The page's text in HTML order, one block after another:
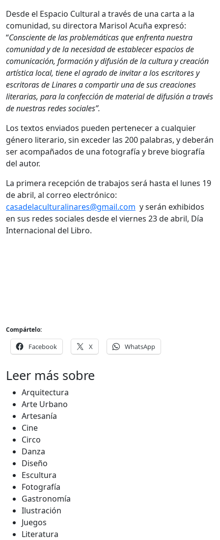
Desde el Espacio Cultural a través de una carta a la
comunidad, su directora Marisol Acuña expresó:
“Consciente de las problemáticas que enfrenta nuestra
comunidad y de la necesidad de establecer espacios de
comunicación, formación y difusión de la cultura y creación
artística local, tiene el agrado de invitar a los escritores y
escritoras de Linares a compartir una de sus creaciones
literarias, para la confección de material de difusión a través
de nuestras redes sociales”.
Los textos enviados pueden pertenecer a cualquier
género literario, sin exceder las 200 palabras, y deberán
ser acompañados de una fotografía y breve biografía
del autor.
La primera recepción de trabajos será hasta el lunes 19
de abril, al correo electrónico:
casadelaculturalinares@gmail.com y serán exhibidos
en sus redes sociales desde el viernes 23 de abril, Día
Internacional del Libro.
Compártelo:
Facebook X WhatsApp
Leer más sobre
Arquitectura
Arte Urbano
Artesanía
Cine
Circo
Danza
Diseño
Escultura
Fotografía
Gastronomía
Ilustración
Juegos
Literatura